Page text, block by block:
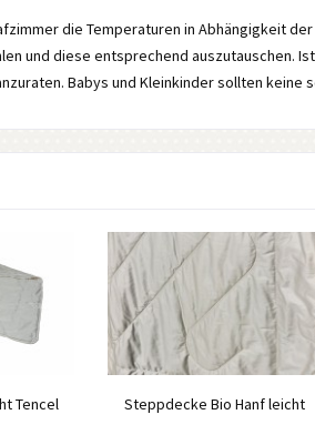
die Temperaturen in Abhängigkeit
und diese entsprechend auszutauschen.
Babys und Kleinkinder sollten keine
Tencel Steppdecke Bio Hanf leicht